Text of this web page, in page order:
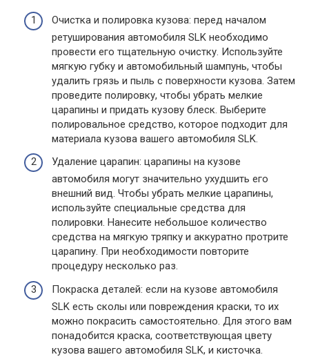
Очистка и полировка кузова: перед началом
ретуширования автомобиля SLK необходимо
провести его тщательную очистку. Используйте
мягкую губку и автомобильный шампунь, чтобы
удалить грязь и пыль с поверхности кузова. Затем
проведите полировку, чтобы убрать мелкие
царапины и придать кузову блеск. Выберите
полировальное средство, которое подходит для
материала кузова вашего автомобиля SLK.
Удаление царапин: царапины на кузове
автомобиля могут значительно ухудшить его
внешний вид. Чтобы убрать мелкие царапины,
используйте специальные средства для
полировки. Нанесите небольшое количество
средства на мягкую тряпку и аккуратно протрите
царапину. При необходимости повторите
процедуру несколько раз.
Покраска деталей: если на кузове автомобиля
SLK есть сколы или повреждения краски, то их
можно покрасить самостоятельно. Для этого вам
понадобится краска, соответствующая цвету
кузова вашего автомобиля SLK, и кисточка.